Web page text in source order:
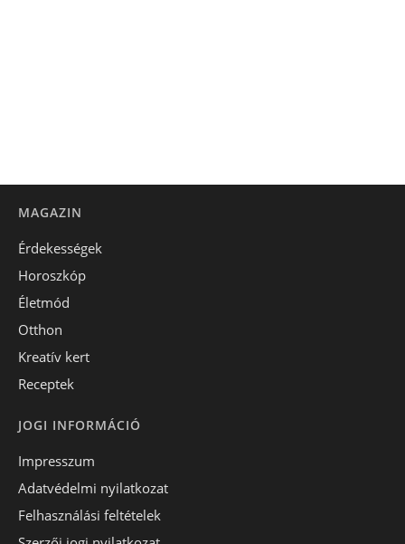
MAGAZIN
Érdekességek
Horoszkóp
Életmód
Otthon
Kreatív kert
Receptek
JOGI INFORMÁCIÓ
Impresszum
Adatvédelmi nyilatkozat
Felhasználási feltételek